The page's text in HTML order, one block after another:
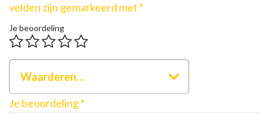
velden zijn gemarkeerd met *
Je beoordeling
Waarderen…
Je beoordeling*